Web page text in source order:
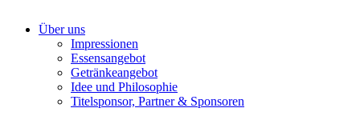
Über uns
Impressionen
Essensangebot
Getränkeangebot
Idee und Philosophie
Titelsponsor, Partner & Sponsoren